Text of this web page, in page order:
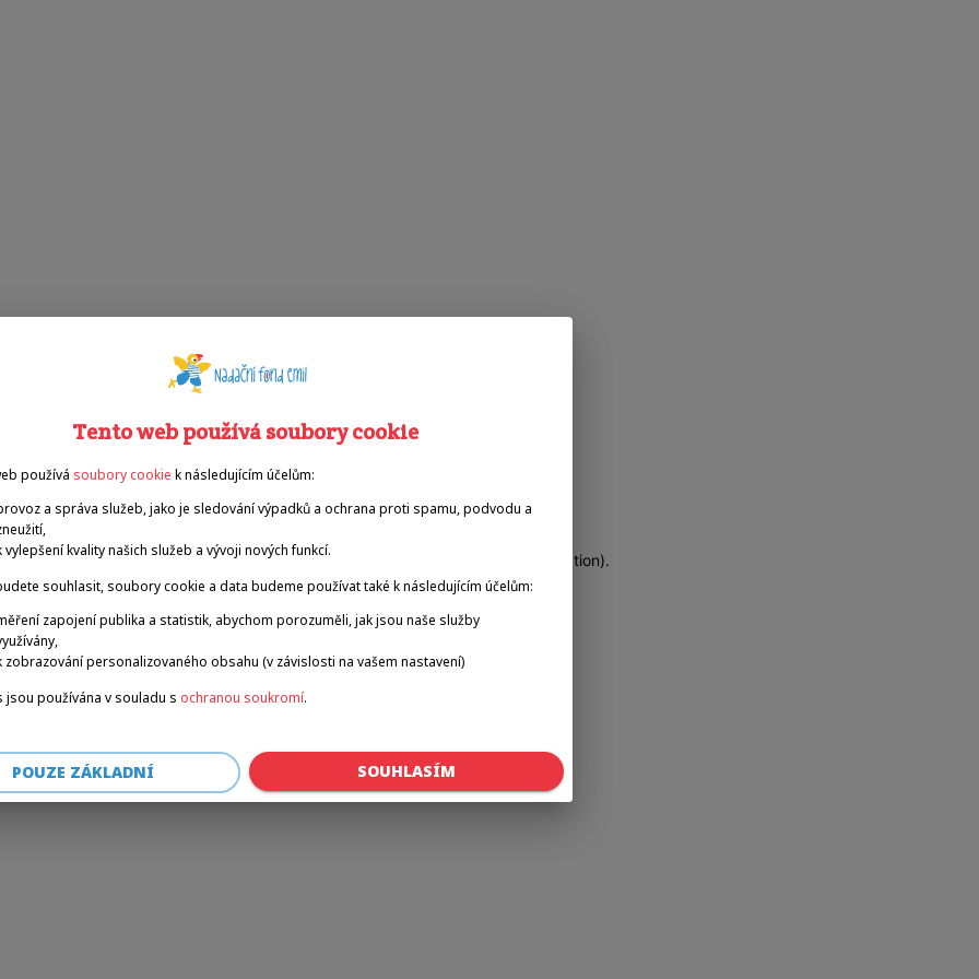
a client-side exception has occurred (see the browser console for more information).
Tento web používá soubory cookie
používá soubory cookie k následujícím účelům:
a správa služeb, jako je sledování výpadků a ochrana proti spamu, podvodu a
vylepšení kvality našich služeb a vývoji nových funkcí.
souhlasit, soubory cookie a data budeme používat také k následujícím účelům:
zapojení publika a statistik, abychom porozuměli, jak jsou naše služby
zobrazování personalizovaného obsahu (v závislosti na vašem nastavení)
jsou používána v souladu s ochranou soukromí.
POUZE ZÁKLADNÍ SOUHLASÍM